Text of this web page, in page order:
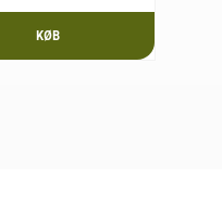
KØB